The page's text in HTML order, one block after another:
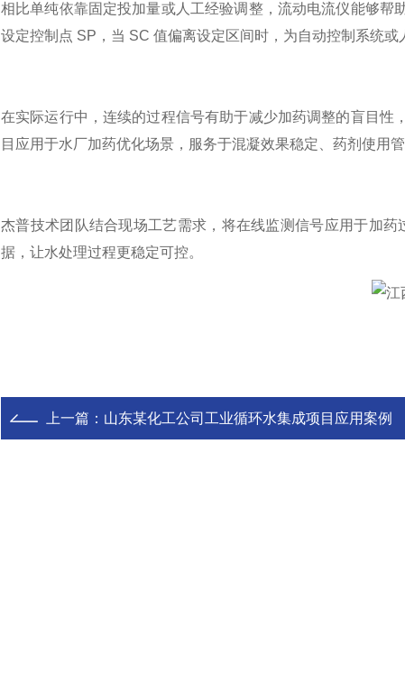
相比单纯依靠固定投加量或人工经验调整，流动电流仪能够
设定控制点 SP，当 SC 值偏离设定区间时，为自动控制系统或
在实际运行中，连续的过程信号有助于减少加药调整的盲目
目应用于水厂加药优化场景，服务于混凝效果稳定、药剂使用
杰普技术团队结合现场工艺需求，将在线监测信号应用于加
据，让水处理过程更稳定可控。
上一篇： 山东某化工公司工业循环水集成项目应用案例